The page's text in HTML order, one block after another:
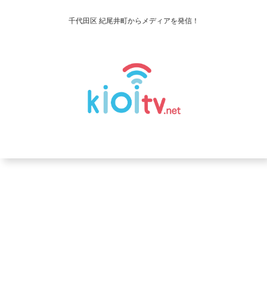
千代田区 紀尾井町からメディアを発信！